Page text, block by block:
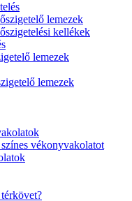
lemezek
kellékek
lemezek
lemezek
vékonyvakolatot